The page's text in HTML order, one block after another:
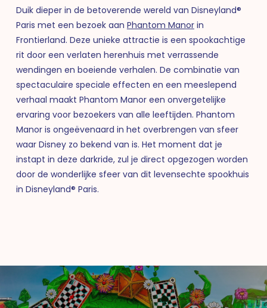
Duik dieper in de betoverende wereld van Disneyland®
Paris met een bezoek aan Phantom Manorin
Frontierland. Deze unieke attractie is een spookachtige
rit door een verlaten herenhuis met verrassende
wendingen en boeiende verhalen. De combinatie van
spectaculaire speciale effecten en een meeslepend
verhaal maakt Phantom Manor een onvergetelijke
ervaring voor bezoekers van alle leeftijden. Phantom
Manor is ongeëvenaard in het overbrengen van sfeer
waar Disney zo bekend van is. Het moment dat je
instapt in deze darkride, zul je direct opgezogen worden
door de wonderlijke sfeer van dit levensechte spookhuis
in Disneyland® Paris.